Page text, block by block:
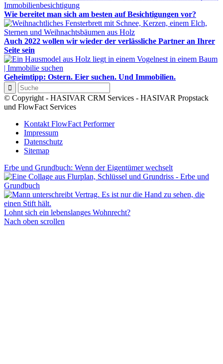
Wie bereitet man sich am besten auf Besichtigungen vor?
Auch 2022 wollen wir wieder der verlässliche Partner an Ihrer
Seite sein
Geheimtipp: Ostern. Eier suchen. Und Immobilien.
© Copyright - HASIVAR CRM Services - HASIVAR Propstack
und FlowFact Services
Kontakt FlowFact Performer
Impressum
Datenschutz
Sitemap
Erbe und Grundbuch: Wenn der Eigentümer wechselt
Lohnt sich ein lebenslanges Wohnrecht?
Nach oben scrollen